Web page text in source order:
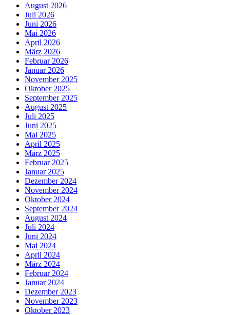
August 2026
Juli 2026
Juni 2026
Mai 2026
April 2026
März 2026
Februar 2026
Januar 2026
November 2025
Oktober 2025
September 2025
August 2025
Juli 2025
Juni 2025
Mai 2025
April 2025
März 2025
Februar 2025
Januar 2025
Dezember 2024
November 2024
Oktober 2024
September 2024
August 2024
Juli 2024
Juni 2024
Mai 2024
April 2024
März 2024
Februar 2024
Januar 2024
Dezember 2023
November 2023
Oktober 2023